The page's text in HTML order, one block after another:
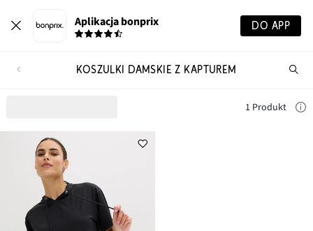
Aplikacja bonprix DO APP
KOSZULKI DAMSKIE Z KAPTUREM
1 Produkt